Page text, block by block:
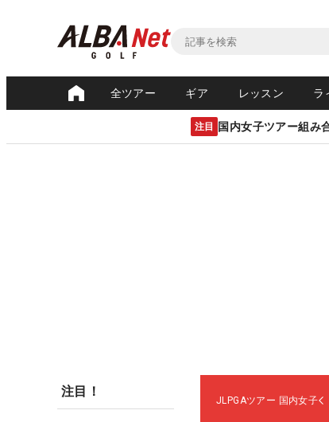
全ツアー ギア レッスン ラ
注目 国内女子ツアー組み
注目！
JLPGAツアー 国内女子